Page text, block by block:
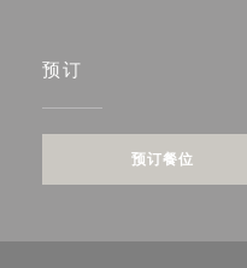
预订
预订餐位